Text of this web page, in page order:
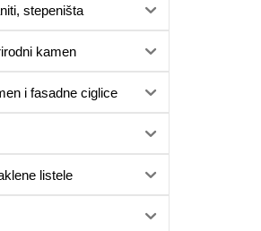
stepeništa
kamen
i fasadne ciglice
listele